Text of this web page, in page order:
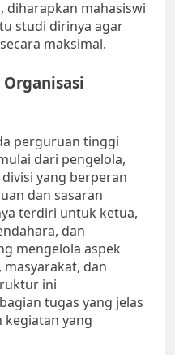
diharapkan mahasiswi
studi dirinya agar
maksimal.
Organisasi
perguruan tinggi
dari pengelola,
yang berperan
dan sasaran
terdiri untuk ketua,
dan
mengelola aspek
dan
ini
tugas yang jelas
kegiatan yang